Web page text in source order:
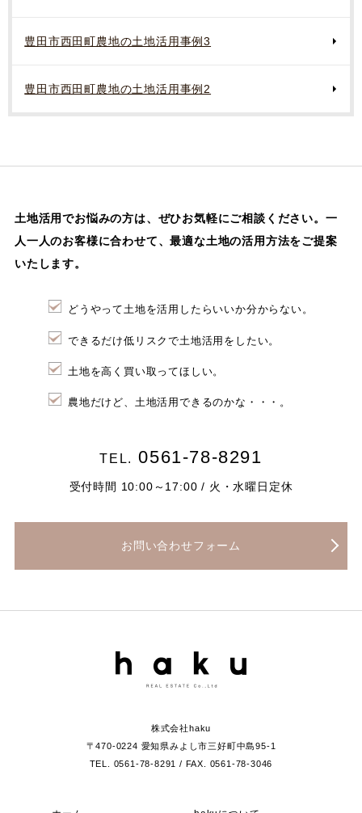
豊田市西田町農地の土地活用事例3
豊田市西田町農地の土地活用事例2
土地活用でお悩みの方は、ぜひお気軽にご相談ください。 一
人一人のお客様に合わせて、最適な土地の活用方法をご提案
いたします。
どうやって土地を活用したらいいか分からない。
できるだけ低リスクで土地活用をしたい。
土地を高く買い取ってほしい。
農地だけど、土地活用できるのかな・・・。
TEL. 0561-78-8291
受付時間 10:00～17:00 / 火・水曜日定休
お問い合わせフォーム
株式会社haku
〒470-0224 愛知県みよし市三好町中島95-1
TEL. 0561-78-8291 / FAX. 0561-78-3046